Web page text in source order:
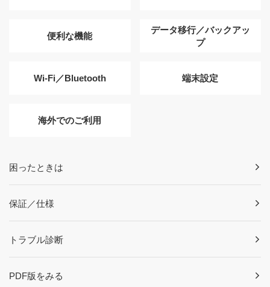
便利な機能
データ移行／バックアッ
プ
Wi-Fi／Bluetooth 端末設定
海外でのご利用
困ったときは
保証／仕様
トラブル診断
PDF版をみる